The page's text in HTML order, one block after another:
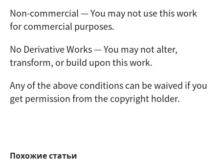
Non-commercial — You may not use this work
for commercial purposes.
No Derivative Works — You may not alter,
transform, or build upon this work.
Any of the above conditions can be waived if you
get permission from the copyright holder.
Похожие статьи